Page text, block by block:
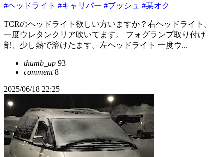
#ヘッドライト #キャリパー #ブッシュ #某オク
TCRのヘッドライト欲しい方いますか？右ヘッドライト。
一度ウレタンクリア吹いてます。 フォグランプ取り付け
部、少し熱で溶けたます。左ヘッドライト 一度ウ...
thumb_up 93
comment8
2025/06/18 22:25